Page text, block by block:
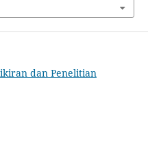
dan Penelitian